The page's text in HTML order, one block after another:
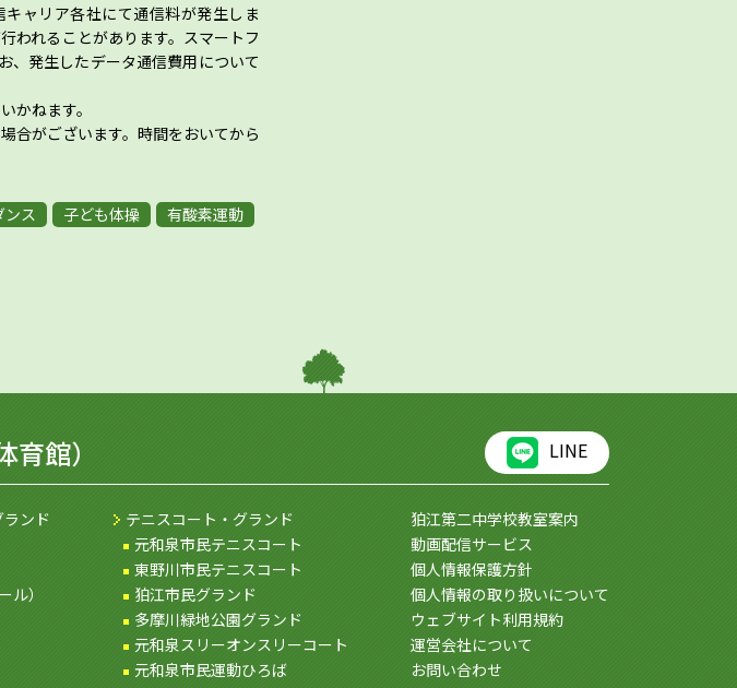
ャリア各社にて通信料が発生しま
われることがあります。スマートフ
、発生したデータ通信費用について
かねます。
合がございます。時間をおいてから
ンス 子ども体操 有酸素運動
育館） LINE
ンド
ル）
テニスコート・グランド
元和泉市民テニスコート
東野川市民テニスコート
狛江市民グランド
多摩川緑地公園グランド
元和泉スリーオンスリーコート
元和泉市民運動ひろば
狛江第二中学校教室案内
動画配信サービス
個人情報保護方針
個人情報の取り扱いについて
ウェブサイト利用規約
運営会社について
お問い合わせ